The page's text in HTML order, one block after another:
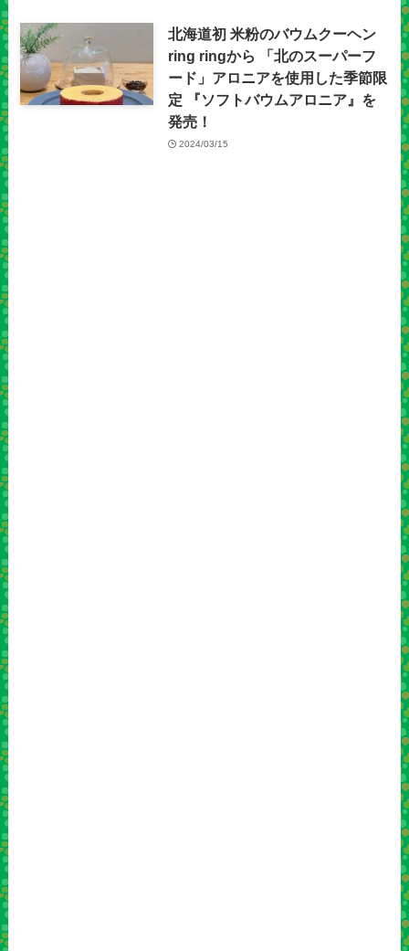
北海道初 米粉のバウムクーヘン
ring ringから 「北のスーパーフ
ード」アロニアを使用した季節限
定 『ソフトバウムアロニア』を
発売！
2024/03/15